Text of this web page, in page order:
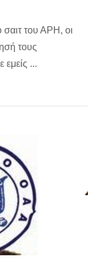
του ΑΡΗ, οι
τους
...